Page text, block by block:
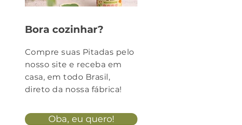
Bora cozinhar?
Compre suas Pitadas pelo
nosso site e receba em
casa, em todo Brasil,
direto da nossa fábrica!
Oba, eu quero!